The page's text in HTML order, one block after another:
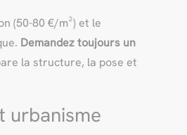
(50-80 €/m²) et le
Demandez toujours un
la structure, la pose et
urbanisme